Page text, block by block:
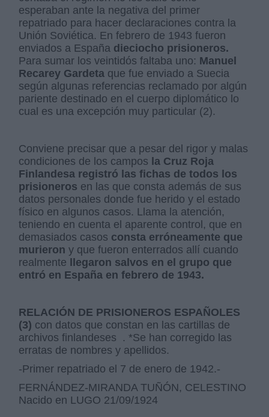
esperaban ante la negativa del primer
repatriado para hacer declaraciones contra la
Unión Soviética. En febrero de 1943 fueron
enviados a España dieciocho prisioneros.
Para sumar los veintidós faltaba uno: Manuel
Recarey Gardeta que fue enviado a Suecia
según algunas referencias reclamado por algún
pariente destinado en el cuerpo diplomático lo
cual es una excepción muy particular (2).
Conviene precisar que a pesar del rigor y malas
condiciones de los campos la Cruz Roja
Finlandesa registró las fichas de todos los
prisioneros en las que consta además de sus
datos personales donde fue herido y el estado
físico en algunos casos. Llama la atención,
teniendo en cuenta el aparente control, que en
demasiados casos consta erróneamente que
murieron y que fueron enterrados allí cuando
realmente llegaron salvos en el grupo que
entró en España en febrero de 1943.
RELACIÓN DE PRISIONEROS ESPAÑOLES
(3) con datos que constan en las cartillas de
archivos finlandeses . *Se han corregido las
erratas de nombres y apellidos.
-Primer repatriado el 7 de enero de 1942.-
FERNÁNDEZ-MIRANDA TUÑÓN, CELESTINO
Nacido en LUGO 21/09/1924